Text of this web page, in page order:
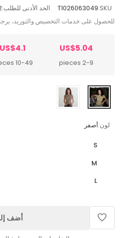
SKU:
T1026063049 الحد الأدنى للطلب:
للحصول على خدمات التخصيص والتوريد،
US$5.04
2-9 pieces
US$4.1
10-49 pieces
لون:أصفر
S
M
L
أضف